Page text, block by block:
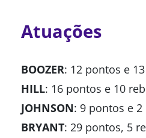
Atuações
BOOZER: 12 pontos e
HILL: 16 pontos e 10
JOHNSON: 9 pontos e 2
BRYANT: 29 pontos, 5